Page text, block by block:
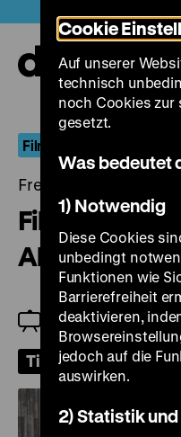
zum
Seiteninhalt
springen
FilmDokument
Freitag, 18.
Filme zur
Einführung:
Tickets
Cookie
Auf unserer
technisch
noch Cookies
gesetzt.
Was bedeutet
1) Notwendig
Diese Cookies
unbedingt
Funktionen wie
Barrierefreiheit
deaktivieren,
jedoch auf die
auswirken.
2) Statistik